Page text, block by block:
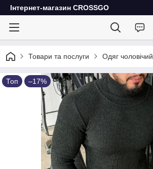
Інтернет-магазин CROSSGO
Товари та послуги Одяг чоловічий
Топ –17%